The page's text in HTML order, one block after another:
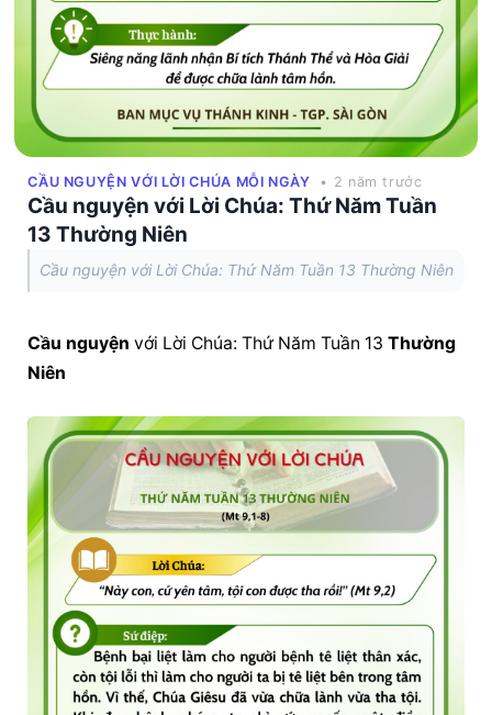
CẦU NGUYỆN VỚI LỜI CHÚA MỖI NGÀY • 2 năm trước
Cầu nguyện với Lời Chúa: Thứ Năm Tuần
13 Thường Niên
Cầu nguyện với Lời Chúa: Thứ Năm Tuần 13 Thường Niên
Cầu nguyện với Lời Chúa: Thứ Năm Tuần 13 Thường
Niên